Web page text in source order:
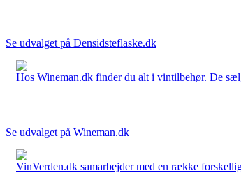
Se udvalget på Densidsteflaske.dk
Hos Wineman.dk finder du alt i vintilbehør. De
Se udvalget på Wineman.dk
VinVerden.dk samarbejder med en række